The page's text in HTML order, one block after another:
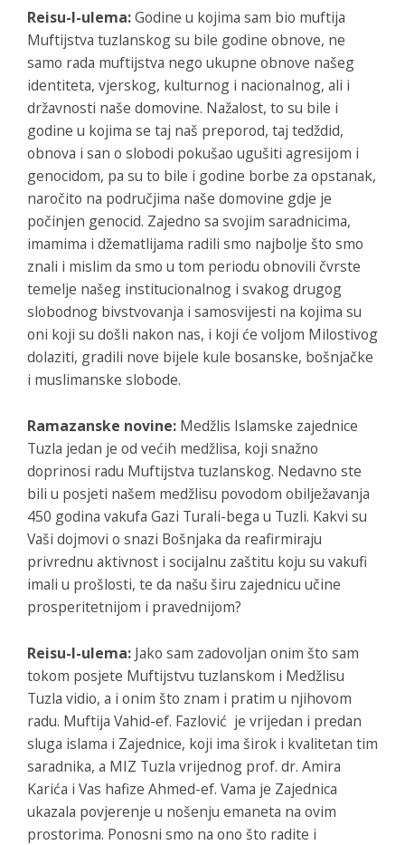
Reisu-l-ulema:Godine u kojima sam bio muftija
Muftijstva tuzlanskog su bile godine obnove, ne
samo rada muftijstva nego ukupne obnove našeg
identiteta, vjerskog, kulturnog i nacionalnog, ali i
državnosti naše domovine. Nažalost, to su bile i
godine u kojima se taj naš preporod, taj tedždid,
obnova i san o slobodi pokušao ugušiti agresijom i
genocidom, pa su to bile i godine borbe za opstanak,
naročito na područjima naše domovine gdje je
počinjen genocid. Zajedno sa svojim saradnicima,
imamima i džematlijama radili smo najbolje što smo
znali i mislim da smo u tom periodu obnovili čvrste
temelje našeg institucionalnog i svakog drugog
slobodnog bivstvovanja i samosvijesti na kojima su
oni koji su došli nakon nas, i koji će voljom Milostivog
dolaziti, gradili nove bijele kule bosanske, bošnjačke
i muslimanske slobode.
Ramazanske novine: Medžlis Islamske zajednice
Tuzla jedan je od većih medžlisa, koji snažno
doprinosi radu Muftijstva tuzlanskog. Nedavno ste
bili u posjeti našem medžlisu povodom obilježavanja
450 godina vakufa Gazi Turali-bega u Tuzli. Kakvi su
Vaši dojmovi o snazi Bošnjaka da reafirmiraju
privrednu aktivnost i socijalnu zaštitu koju su vakufi
imali u prošlosti, te da našu širu zajednicu učine
prosperitetnijom i pravednijom?
Reisu-l-ulema: Jako sam zadovoljan onim što sam
tokom posjete Muftijstvu tuzlanskom i Medžlisu
Tuzla vidio, a i onim što znam i pratim u njihovom
radu. Muftija Vahid-ef. Fazlović je vrijedan i predan
sluga islama i Zajednice, koji ima širok i kvalitetan tim
saradnika, a MIZ Tuzla vrijednog prof. dr. Amira
Karića i Vas hafize Ahmed-ef. Vama je Zajednica
ukazala povjerenje u nošenju emaneta na ovim
prostorima. Ponosni smo na ono što radite i